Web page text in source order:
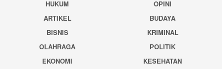
HUKUM
OPINI
ARTIKEL
BUDAYA
BISNIS
KRIMINAL
OLAHRAGA
POLITIK
EKONOMI
KESEHATAN